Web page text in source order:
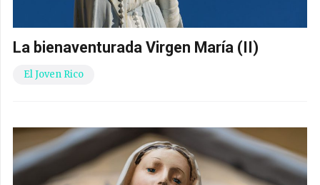
La bienaventurada Virgen María (II)
El Joven Rico